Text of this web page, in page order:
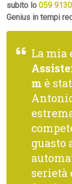
subito lo 059
Genius in tempi
La mia
m è
guasto
serietà